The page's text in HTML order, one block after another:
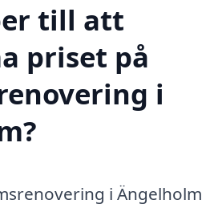
till att
priset på
i
i Ängelholm